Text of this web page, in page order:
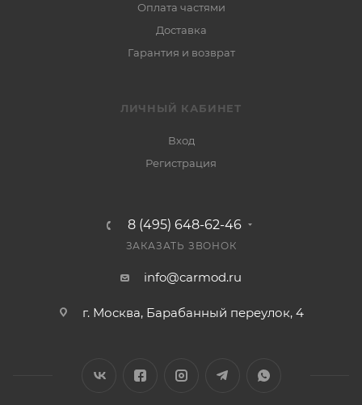
Оплата частями
Доставка
Гарантия и возврат
ЛИЧНЫЙ КАБИНЕТ
Вход
Регистрация
8 (495) 648-62-46
ЗАКАЗАТЬ ЗВОНОК
info@carmod.ru
г. Москва, Барабанный переулок, 4